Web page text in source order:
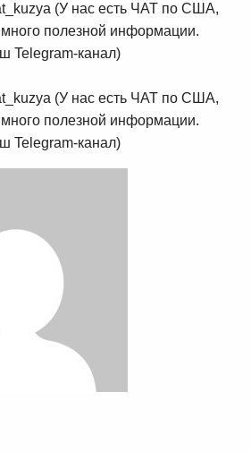
(У нас есть ЧАТ по США,
полезной информации.
Telegram-канал)
(У нас есть ЧАТ по США,
полезной информации.
Telegram-канал)